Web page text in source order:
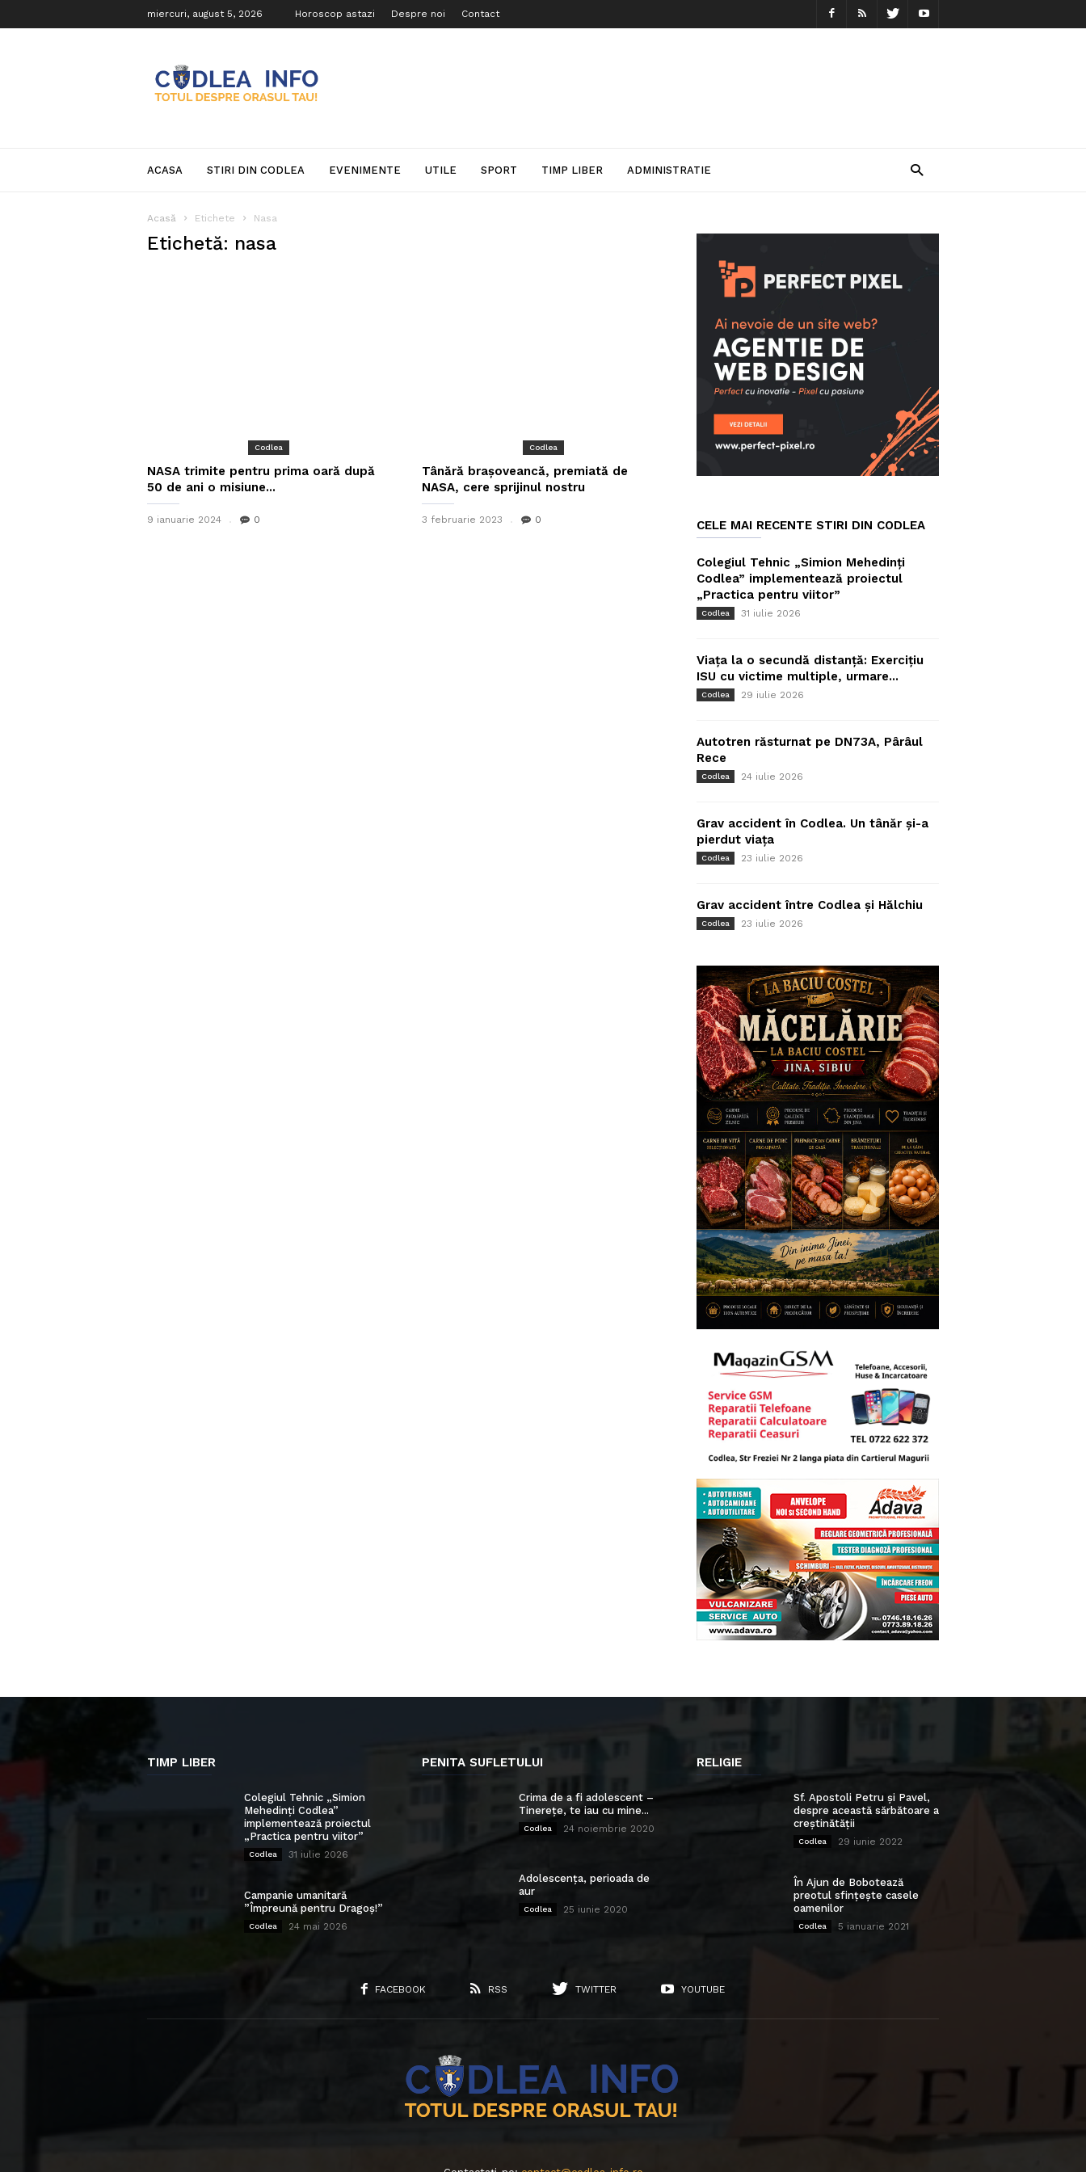
miercuri, august 5, 2026 Horoscop astazi Despre noi Contact
Info
ACASA STIRI DIN CODLEA EVENIMENTE UTILE SPORT TIMP LIBER ADMINISTRATIE
Acasă Etichete Nasa
Etichetă: nasa
Codlea
NASA trimite pentru prima oară după
50 de ani o misiune...
9 ianuarie 2024 0
Codlea
Tânără brașoveancă, premiată de
NASA, cere sprijinul nostru
3 februarie 2023 0 CELE MAI RECENTE STIRI DIN CODLEA
Colegiul Tehnic „Simion Mehedinți
Codlea” implementează proiectul
„Practica pentru viitor”
Codlea 31 iulie 2026
Viața la o secundă distanță: Exercițiu
ISU cu victime multiple, urmare...
Codlea 29 iulie 2026
Autotren răsturnat pe DN73A, Pârâul
Rece
Codlea 24 iulie 2026
Grav accident în Codlea. Un tânăr și-a
pierdut viața
Codlea 23 iulie 2026
Grav accident între Codlea și Hălchiu
Codlea 23 iulie 2026
TIMP LIBER
Colegiul Tehnic „Simion
Mehedinți Codlea”
implementează proiectul
„Practica pentru viitor”
Codlea 31 iulie 2026
Campanie umanitară
”Împreună pentru Dragoș!”
Codlea 24 mai 2026
PENITA SUFLETULUI
Crima de a fi adolescent –
Tinerețe, te iau cu mine...
Codlea 24 noiembrie 2020
Adolescența, perioada de
aur
Codlea 25 iunie 2020
RELIGIE
Sf. Apostoli Petru și Pavel,
despre această sărbătoare a
creștinătății
Codlea 29 iunie 2022
În Ajun de Bobotează
preotul sfințește casele
oamenilor
Codlea 5 ianuarie 2021
FACEBOOK RSS TWITTER YOUTUBE